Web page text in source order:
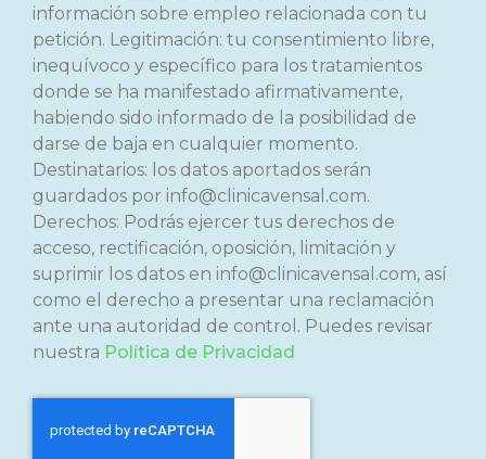
información sobre empleo relacionada con tu
petición. Legitimación: tu consentimiento libre,
inequívoco y específico para los tratamientos
donde se ha manifestado afirmativamente,
habiendo sido informado de la posibilidad de
darse de baja en cualquier momento.
Destinatarios: los datos aportados serán
guardados por info@clinicavensal.com.
Derechos: Podrás ejercer tus derechos de
acceso, rectificación, oposición, limitación y
suprimir los datos en info@clinicavensal.com, así
como el derecho a presentar una reclamación
ante una autoridad de control. Puedes revisar
nuestra Política de Privacidad